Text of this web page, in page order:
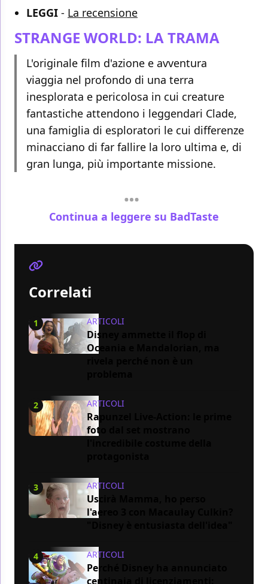
LEGGI - La recensione
STRANGE WORLD: LA TRAMA
L'originale film d'azione e avventura
viaggia nel profondo di una terra
inesplorata e pericolosa in cui creature
fantastiche attendono i leggendari Clade,
una famiglia di esploratori le cui differenze
minacciano di far fallire la loro ultima e, di
gran lunga, più importante missione.
Continua a leggere su BadTaste
Correlati
1 ARTICOLI
Disney ammette il flop di
Oceania e Mandalorian, ma
2 ARTICOLI
Rapunzel Live-Action: le prime
foto dal set mostrano
3 ARTICOLI
Uscirà Mamma, ho perso
l'aereo 3 con Macaulay Culkin?
4 ARTICOLI
Perché Disney ha annunciato
centinaia di licenziamenti: